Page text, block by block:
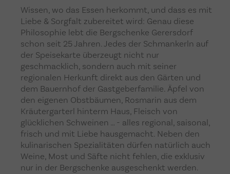
Wissen, wo das Essen herkommt, und dass es mit
Liebe & Sorgfalt zubereitet wird: Genau diese
Philosophie lebt die Bergschenke Gerersdorf
schon seit 25 Jahren. Jedes der Schmankerln auf
der Speisekarte überzeugt nicht nur
geschmacklich, sondern auch mit seiner
regionalen Herkunft direkt aus den Gärten und
dem Bauernhof der Gastgeberfamilie. Äpfel von
den eigenen Obstbäumen, Rosmarin aus dem
Kräutergarterl hinterm Haus, Fleisch von
glücklichen Schweinen … - alles regional, saisonal,
frisch und mit Liebe hausgemacht. Neben den
kulinarischen Spezialitäten dürfen natürlich auch
Weine, Most und Säfte nicht fehlen, die exklusiv
nur in der Bergschenke ausgeschenkt werden.